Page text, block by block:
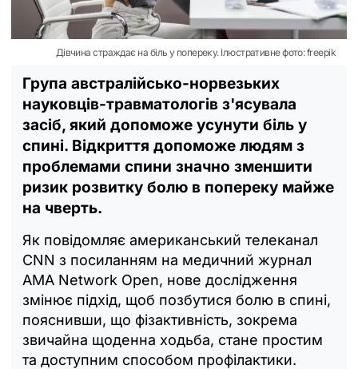
Дівчина страждає на біль у попереку. Ілюстративне фото: freepik
Група австралійсько-норвезьких
науковців-травматологів з'ясувала
засіб, який допоможе усунути біль у
спині. Відкриття допоможе людям з
проблемами спини значно зменшити
ризик розвитку болю в попереку майже
на чверть.
Як повідомляє американський телеканал
CNN з посиланням на медичний журнал
AMA Network Open, нове дослідження
змінює підхід, щоб позбутися болю в спині,
пояснивши, що фізактивність, зокрема
звичайна щоденна ходьба, стане простим
та доступним способом профілактики.